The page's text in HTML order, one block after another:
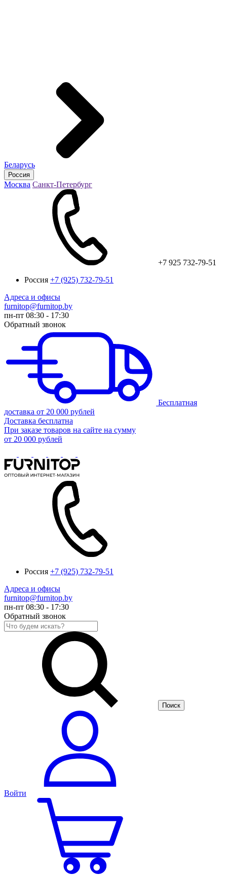
Беларусь
Россия
Москва Санкт-Петербург
+7 925 732-79-51
Россия +7 (925) 732-79-51
Адреса и офисы
furnitop@furnitop.by
пн-пт 08:30 - 17:30
Обратный звонок
Бесплатная
доставка от 20 000 рублей
Доставка бесплатна
При заказе товаров на сайте на сумму
от 20 000 рублей
Россия +7 (925) 732-79-51
Адреса и офисы
furnitop@furnitop.by
пн-пт 08:30 - 17:30
Обратный звонок
Войти